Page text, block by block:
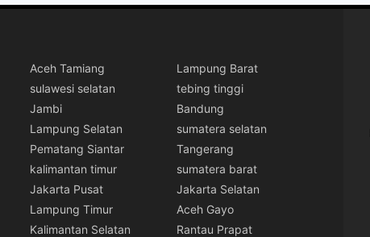
Aceh Tamiang
Lampung Barat
sulawesi selatan
tebing tinggi
Jambi
Bandung
Lampung Selatan
sumatera selatan
Pematang Siantar
Tangerang
kalimantan timur
sumatera barat
Jakarta Pusat
Jakarta Selatan
Lampung Timur
Aceh Gayo
Kalimantan Selatan
Rantau Prapat